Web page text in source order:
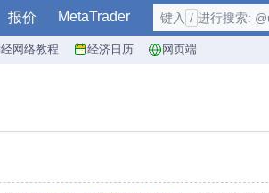
报价 MetaTrader
网络教程 经济日历 网页端
键入 / 进行搜索: